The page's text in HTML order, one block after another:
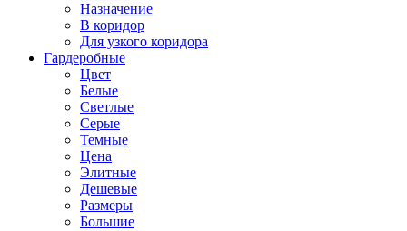
Назначение
В коридор
Для узкого коридора
Гардеробные
Цвет
Белые
Светлые
Серые
Темные
Цена
Элитные
Дешевые
Размеры
Большие